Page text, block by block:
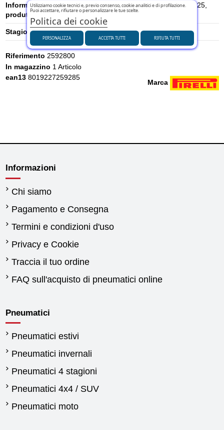
Informazioni di sicurezza del
produttore
Viale Piero e Alberto Pirelli 25,
20126 Milano, Italia
Stagione Estivi
Marca
Riferimento 2592800
In magazzino 1 Articolo
ean13 8019227259285
Informazioni
Chi siamo
Pagamento e Consegna
Termini e condizioni d'uso
Privacy e Cookie
Traccia il tuo ordine
FAQ sull'acquisto di pneumatici online
Pneumatici
Pneumatici estivi
Pneumatici invernali
Pneumatici 4 stagioni
Pneumatici 4x4 / SUV
Pneumatici moto
Utilizziamo cookie tecnici e, previo consenso, cookie analitici e di profilazione.
Puoi accettare, rifiutare o personalizzare le tue scelte.
Politica dei cookie
PERSONALIZZA RIFIUTA TUTTI
ACCETTA TUTTI